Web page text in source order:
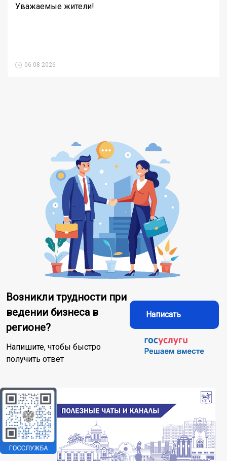
Уважаемые жители!
06-08-2026
Возникли трудности при
ведении бизнеса в
регионе?
Напишите, чтобы быстро
получить ответ
Написать